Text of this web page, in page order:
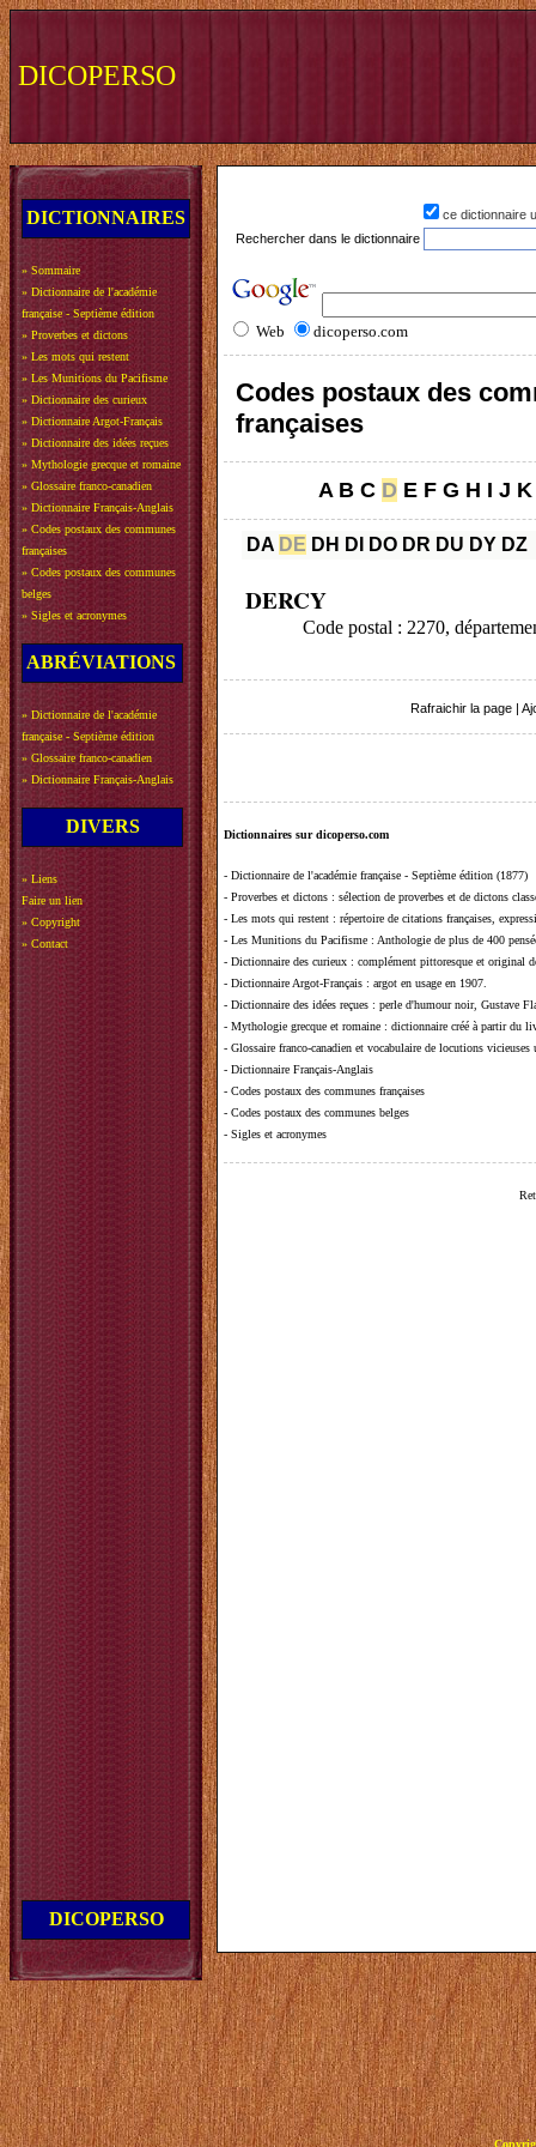
DICOPERSO
DICTIONNAIRES
» Sommaire
» Dictionnaire de l'académie
française - Septième édition
» Proverbes et dictons
» Les mots qui restent
» Les Munitions du Pacifisme
» Dictionnaire des curieux
» Dictionnaire Argot-Français
» Dictionnaire des idées reçues
» Mythologie grecque et romaine
» Glossaire franco-canadien
» Dictionnaire Français-Anglais
» Codes postaux des communes
françaises
» Codes postaux des communes
belges
» Sigles et acronymes
ABRÉVIATIONS
» Dictionnaire de l'académie
française - Septième édition
» Glossaire franco-canadien
» Dictionnaire Français-Anglais
DIVERS
» Liens
Faire un lien
» Copyright
» Contact
DICOPERSO
ce dictionnaire
Rechercher dans le dictionnaire
Web dicoperso.com
Codes postaux des
françaises
A B C D E F G H I J K
DA DE DH DI DO DR DU DY DZ
DERCY
Code postal : 2270,
Rafraichir la page
Dictionnaires sur dicoperso.com
- Dictionnaire de l'académie française - Septième édition (1877)
- Proverbes et dictons : sélection de proverbes et de dictons
- Les mots qui restent : répertoire de citations françaises,
- Les Munitions du Pacifisme : Anthologie de plus de 400
- Dictionnaire des curieux : complément pittoresque et original
- Dictionnaire Argot-Français : argot en usage en 1907.
- Dictionnaire des idées reçues : perle d'humour noir, Gustave
- Mythologie grecque et romaine : dictionnaire créé à partir du
- Glossaire franco-canadien et vocabulaire de locutions vicieuses
- Dictionnaire Français-Anglais
- Codes postaux des communes françaises
- Codes postaux des communes belges
- Sigles et acronymes